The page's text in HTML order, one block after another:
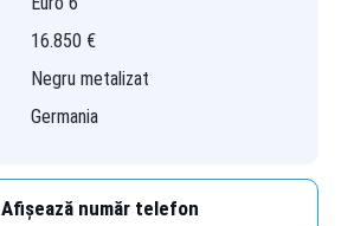
16.850 €
Negru metalizat
Germania
407 *** *** Afișează număr telefon